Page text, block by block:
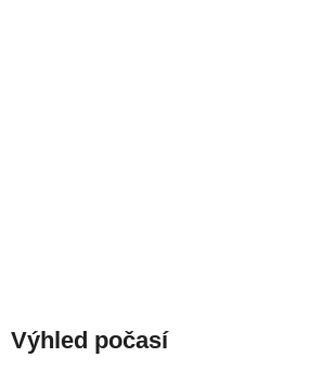
Výhled počasí